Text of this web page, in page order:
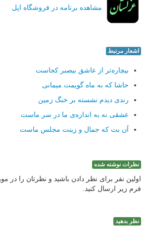
مشاهده برنامه در فروشگاه اپل
اشعار مرتبط
بیچاره‌تر از عاشق بیصبر کجاست
حاشا که به ماه گویمت میمانی
رندی دیدم نشسته بر خنگ زمین
عشقی نه به اندازه‌ی ما در سر ماست
آن بت که جمال و زینت مجلس ماست
نظرات نوشته شده
اولین نفر برای نظر دادن باشید و نظرتان را در
فرم زیر ارسال کنید.
نظر بدهید